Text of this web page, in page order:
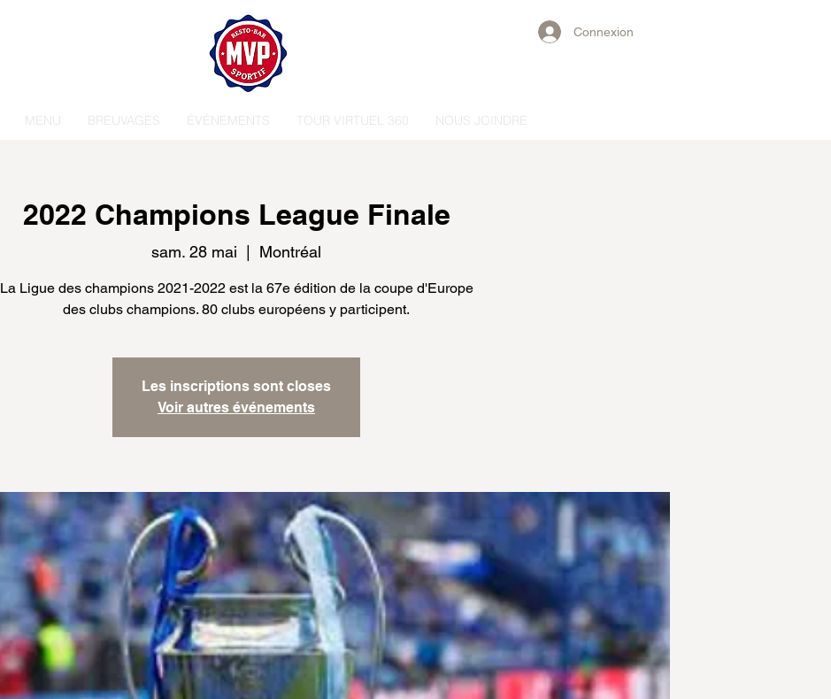
Connexion
MENU BREUVAGES ÉVÉNEMENTS TOUR VIRTUEL 360 NOUS JOINDRE
2022 Champions League Finale
sam. 28 mai
  |
Montréal
La Ligue des champions 2021-2022 est la 67e édition de la coupe d'Europe
Les inscriptions sont closes
Voir autres événements